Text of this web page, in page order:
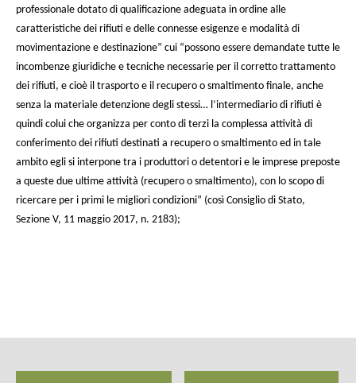
professionale dotato di qualificazione adeguata in ordine alle
caratteristiche dei rifiuti e delle connesse esigenze e modalità di
movimentazione e destinazione” cui “possono essere demandate tutte le
incombenze giuridiche e tecniche necessarie per il corretto trattamento
dei rifiuti, e cioè il trasporto e il recupero o smaltimento finale, anche
senza la materiale detenzione degli stessi… l’intermediario di rifiuti è
quindi colui che organizza per conto di terzi la complessa attività di
conferimento dei rifiuti destinati a recupero o smaltimento ed in tale
ambito egli si interpone tra i produttori o detentori e le imprese preposte
a queste due ultime attività (recupero o smaltimento), con lo scopo di
ricercare per i primi le migliori condizioni” (così Consiglio di Stato,
Sezione V, 11 maggio 2017, n. 2183);